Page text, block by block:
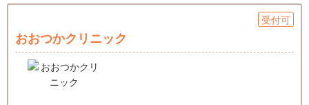
受付可
おおつかクリニック